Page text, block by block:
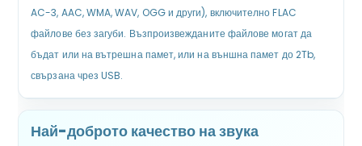
AC-3, AAC, WMA, WAV, OGG и други), включително FLAC
файлове без загуби. Възпроизвежданите файлове могат да
бъдат или на вътрешна памет, или на външна памет до 2Tb,
свързана чрез USB.
Най-доброто качество на звука